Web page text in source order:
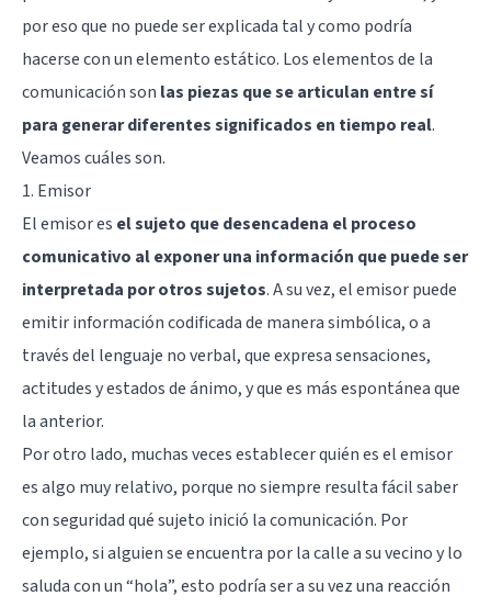
por eso que no puede ser explicada tal y como podría
hacerse con un elemento estático. Los elementos de la
comunicación son las piezas que se articulan entre sí
para generar diferentes significados en tiempo real.
Veamos cuáles son.
1. Emisor
El emisor es el sujeto que desencadena el proceso
comunicativo al exponer una información que puede ser
interpretada por otros sujetos. A su vez, el emisor puede
emitir información codificada de manera simbólica, o a
través del lenguaje no verbal, que expresa sensaciones,
actitudes y estados de ánimo, y que es más espontánea que
la anterior.
Por otro lado, muchas veces establecer quién es el emisor
es algo muy relativo, porque no siempre resulta fácil saber
con seguridad qué sujeto inició la comunicación. Por
ejemplo, si alguien se encuentra por la calle a su vecino y lo
saluda con un “hola”, esto podría ser a su vez una reacción